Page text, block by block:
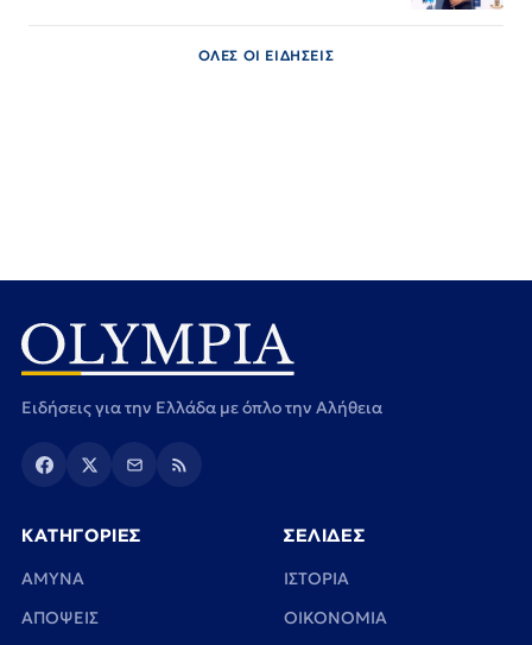
ΟΛΕΣ ΟΙ ΕΙΔΗΣΕΙΣ
Ειδήσεις για την Ελλάδα με όπλο την Αλήθεια
ΚΑΤΗΓΟΡΙΕΣ
ΑΜΥΝΑ
ΑΠΟΨΕΙΣ
ΣΕΛΙΔΕΣ
ΙΣΤΟΡΙΑ
ΟΙΚΟΝΟΜΙΑ